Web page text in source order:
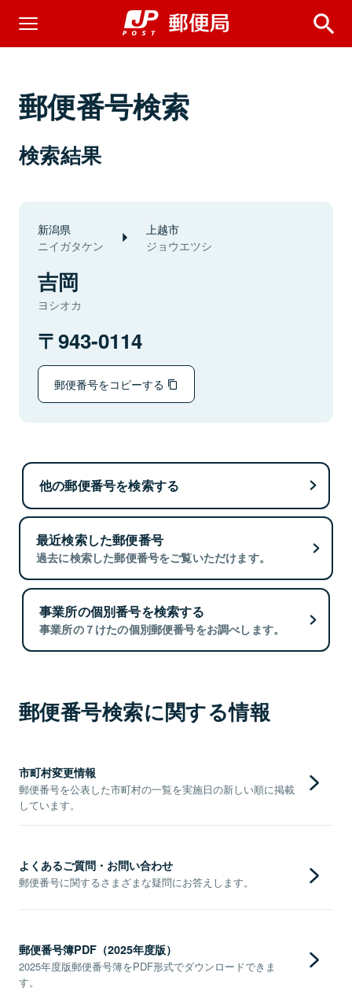
郵便番号検索
検索結果
新潟県
ニイガタケン
上越市
ジョウエツシ
吉岡
ヨシオカ
943-0114
郵便番号をコピーする
他の郵便番号を検索する
最近検索した郵便番号
過去に検索した郵便番号をご覧いただけます。
事業所の個別番号を検索する
事業所の７けたの個別郵便番号をお調べします。
郵便番号検索に関する情報
市町村変更情報
郵便番号を公表した市町村の一覧を実施日の新しい順に掲載
しています。
よくあるご質問・お問い合わせ
郵便番号に関するさまざまな疑問にお答えします。
郵便番号簿PDF（2025年度版）
2025年度版郵便番号簿をPDF形式でダウンロードできま
す。